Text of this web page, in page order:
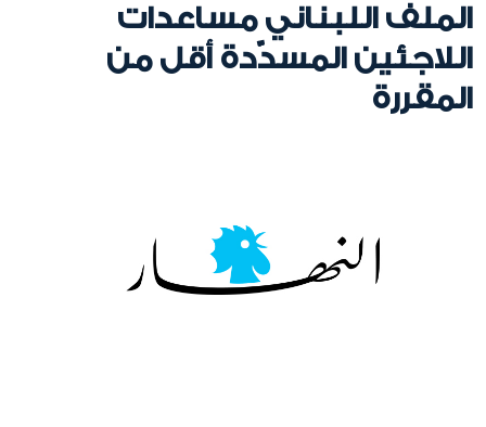
الملف اللبناني مساعدات
اللاجئين المسدّدة أقل من
المقررة